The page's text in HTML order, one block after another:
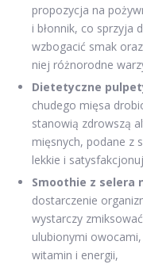
propozycja na
i błonnik, co sprzyja
wzbogacić smak
niej różnorodne
Dietetyczne
chudego mięsa
stanowią zdrowszą
mięsnych, podane z
lekkie i
Smoothie z selera
dostarczenie
wystarczy
ulubionymi
witamin i energii,